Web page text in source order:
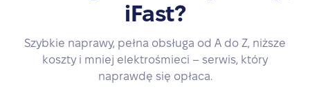
iFast?
Szybkie naprawy, pełna obsługa od A do Z, niższe
koszty i mniej elektrośmieci – serwis, który
naprawdę się opłaca.